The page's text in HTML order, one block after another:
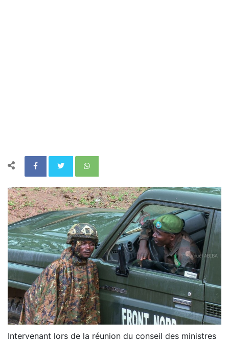
Intervenant lors de la réunion du conseil des ministres